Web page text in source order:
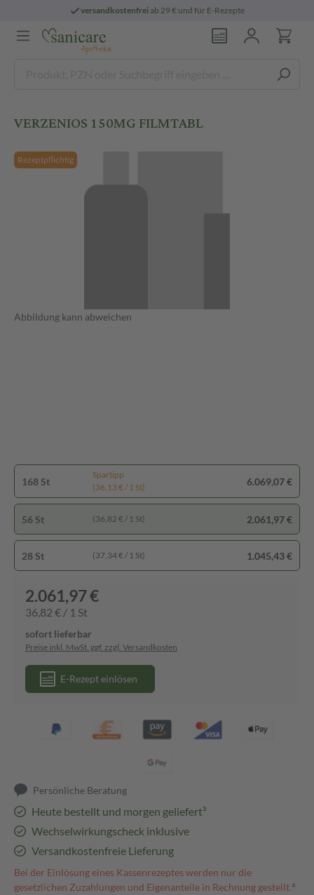
versandkostenfreiab 29 € und für E-Rezepte
VERZENIOS 150MG FILMTABL
Rezeptpflichtig
Abbildung kann abweichen
168 St
Spartipp
(36,13 € / 1 St)
6.069,07 €
56 St (36,82 € / 1 St) 2.061,97 €
28 St (37,34 € / 1 St) 1.045,43 €
2.061,97 €
36,82 € / 1 St
sofort lieferbar
Preise inkl. MwSt. ggf. zzgl. Versandkosten
E-Rezept einlösen
Persönliche Beratung
Heute bestellt und morgen geliefert³
Wechselwirkungscheck inklusive
Versandkostenfreie Lieferung
Bei der Einlösung eines Kassenrezeptes werden nur die
gesetzlichen Zuzahlungen und Eigenanteile in Rechnung gestellt.⁴